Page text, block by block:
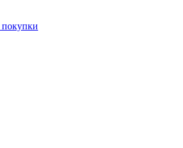
покупки